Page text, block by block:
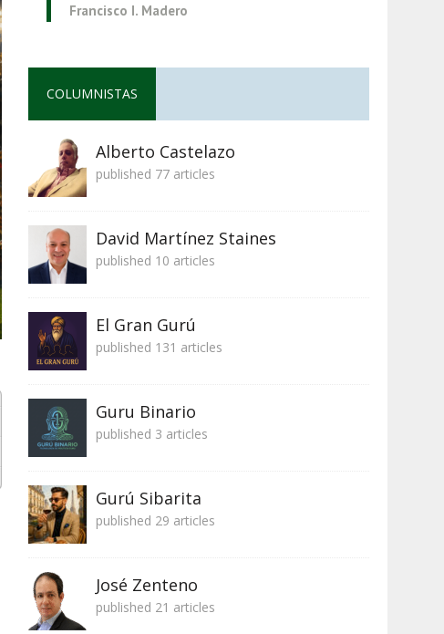
Francisco I. Madero
COLUMNISTAS
Alberto Castelazo
published 77 articles
David Martínez Staines
published 10 articles
El Gran Gurú
published 131 articles
Guru Binario
published 3 articles
Gurú Sibarita
published 29 articles
José Zenteno
published 21 articles